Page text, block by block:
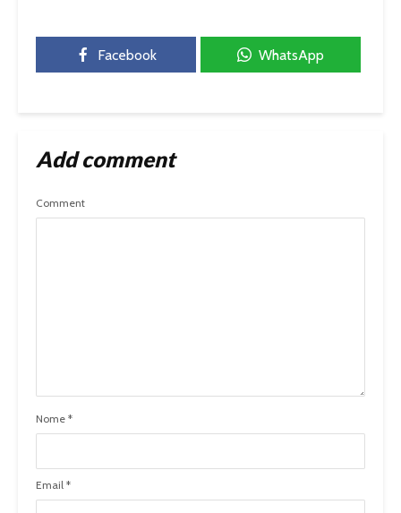
Facebook WhatsApp
Add comment
Comment
Nome *
Email *